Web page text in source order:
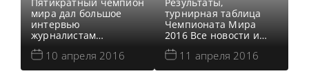
мира дал большое
интервью
журналистам
Eurosport. – Стартует
главное событие
сезона – чемпионат
10 апреля 2016
турнирная таблица
Чемпионата Мира
2016 Все новости и
результаты
Чемпионата Мира
2016 Онлайн
11 апреля 2016